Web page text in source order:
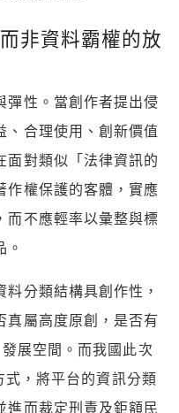
非資料霸權的放
彈性。當創作者提出侵
、合理使用、創新價值
面對類似「法律資訊的
作權保護的客體，實應
而不應輕率以彙整與標
。
分類結構具創作性，
真屬高度原創，是否有
展空間。而我國此次
，將平台的資訊分類
進而裁定刑責及鉅額民